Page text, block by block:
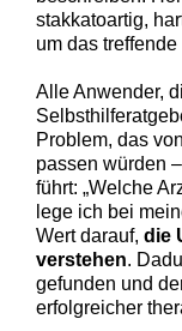
stakkatoartig,
um das
Alle Anwender,
Problem, das
passen würden
führt: „Welche
lege ich bei
Wert darauf, die
verstehen.
gefunden und
erfolgreicher